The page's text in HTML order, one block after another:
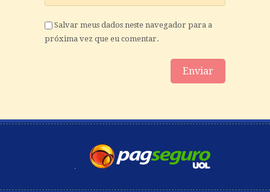
Salvar meus dados neste navegador para a
próxima vez que eu comentar.